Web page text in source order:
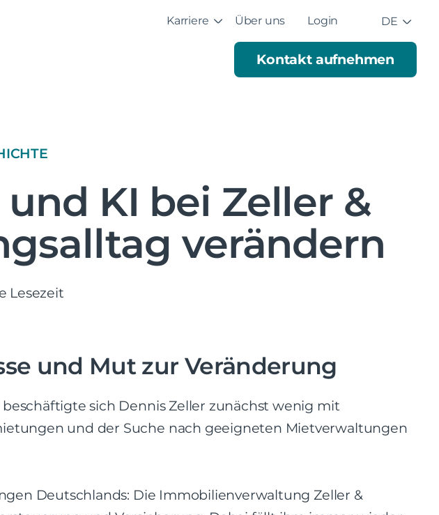
Kontakt aufnehmen
Karriere Über uns Login DE
KI bei Zeller &
verändern
Lesezeit
und Mut zur Veränderung
sich Dennis Zeller zunächst wenig mit
und der Suche nach geeigneten Mietverwaltungen
Deutschlands: Die Immobilienverwaltung Zeller &